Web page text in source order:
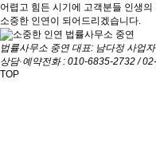
어렵고 힘든 시기에 고객분들 인생의
소중한 인연이 되어드리겠습니다.
법률사무소 중연 대표: 남다정 사업
상담·예약전화 : 010-6835-2732 /
TOP